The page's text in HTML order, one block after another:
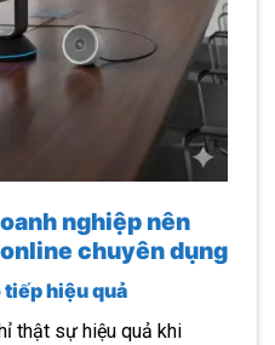
nghiệp nên
chuyên dụng
tiếp hiệu quả
thật sự hiệu quả khi